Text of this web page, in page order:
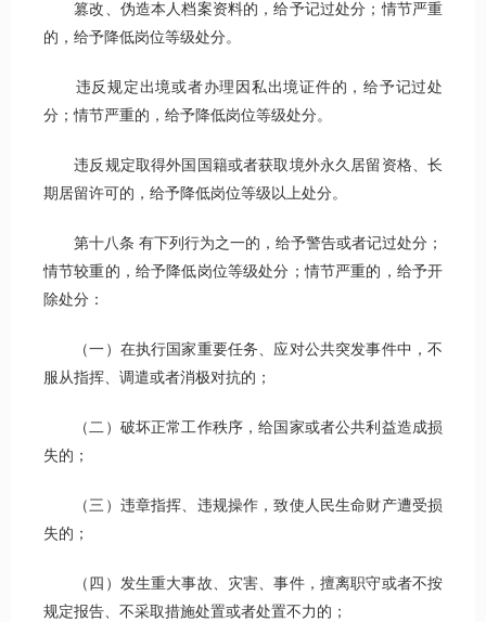
篡改、伪造本人档案资料的，给予记过处分；情节严重
的，给予降低岗位等级处分。
违反规定出境或者办理因私出境证件的，给予记过处
分；情节严重的，给予降低岗位等级处分。
违反规定取得外国国籍或者获取境外永久居留资格、长
期居留许可的，给予降低岗位等级以上处分。
第十八条 有下列行为之一的，给予警告或者记过处分；
情节较重的，给予降低岗位等级处分；情节严重的，给予开
除处分：
（一）在执行国家重要任务、应对公共突发事件中，不
服从指挥、调遣或者消极对抗的；
（二）破坏正常工作秩序，给国家或者公共利益造成损
失的；
（三）违章指挥、违规操作，致使人民生命财产遭受损
失的；
（四）发生重大事故、灾害、事件，擅离职守或者不按
规定报告、不采取措施处置或者处置不力的；